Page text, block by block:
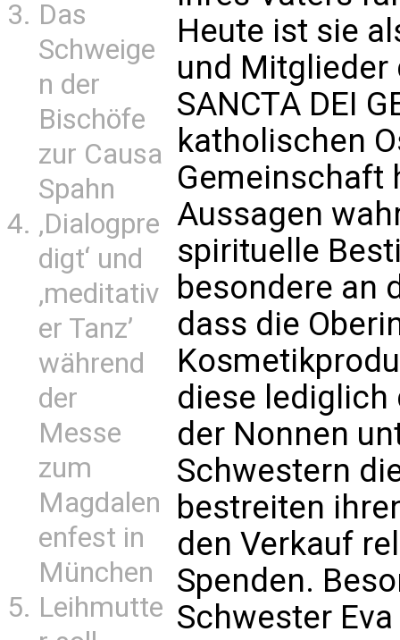
Das
Schweige
n der
Bischöfe
zur Causa
Spahn
‚Dialogpre
digt‘ und
‚meditativ
er Tanz’
während
der
Messe
zum
Magdalen
enfest in
München
Leihmutte
Heute ist sie
und
SANCTA DEI
katholischen
Gemeinschaft
Aussagen
spirituelle
besondere an
dass die
diese lediglich
der Nonnen
Schwestern
bestreiten
den Verkauf
Spenden.
Schwester